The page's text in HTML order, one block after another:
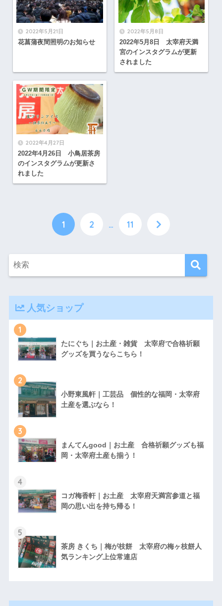
2022年5月21日
花菖蒲夜間照明のお知らせ
2022年5月8日
2022年5月8日 太宰府天満
宮のインスタグラムが更新
されました
2022年4月27日
2022年4月26日 小鳥居茶房
のインスタグラムが更新さ
れました
1 2 … 11
人気ショップ
1
たにぐち｜お土産・雑貨 太宰府で合格祈願
グッズを買うならこちら！
2
小野東風軒｜工芸品 個性的な福岡・太宰府
土産を選ぶなら！
3
まんてんgood｜お土産 合格祈願グッズも福
岡・太宰府土産も揃う！
4
コガ梅香軒｜お土産 太宰府天満宮参道と福
岡の思い出を持ち帰る！
5
茶房 きくち｜梅が枝餅 太宰府の梅ヶ枝餅人
気ランキング上位常連店